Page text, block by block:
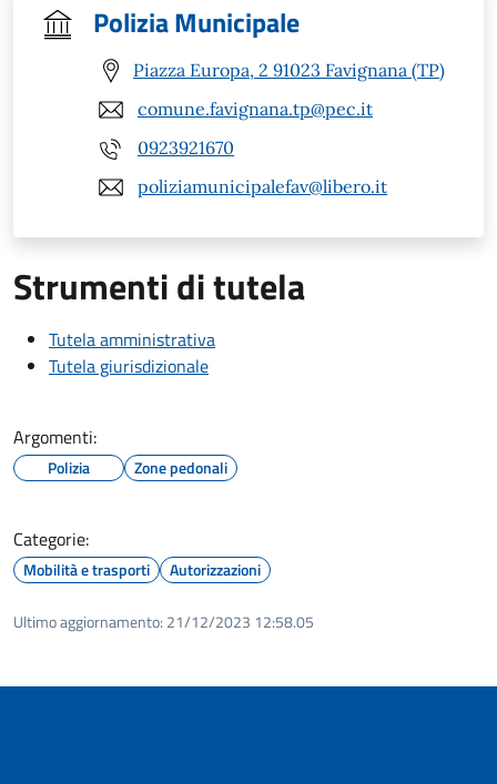
Polizia Municipale
Piazza Europa, 2 91023 Favignana (TP)
comune.favignana.tp@pec.it
0923921670
poliziamunicipalefav@libero.it
Strumenti di tutela
Tutela amministrativa
Tutela giurisdizionale
Argomenti:
Polizia Zone pedonali
Categorie:
Mobilità e trasporti Autorizzazioni
Ultimo aggiornamento: 21/12/2023 12:58.05